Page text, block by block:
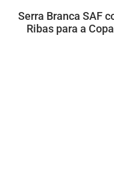
Serra Branca SAF
Ribas para a